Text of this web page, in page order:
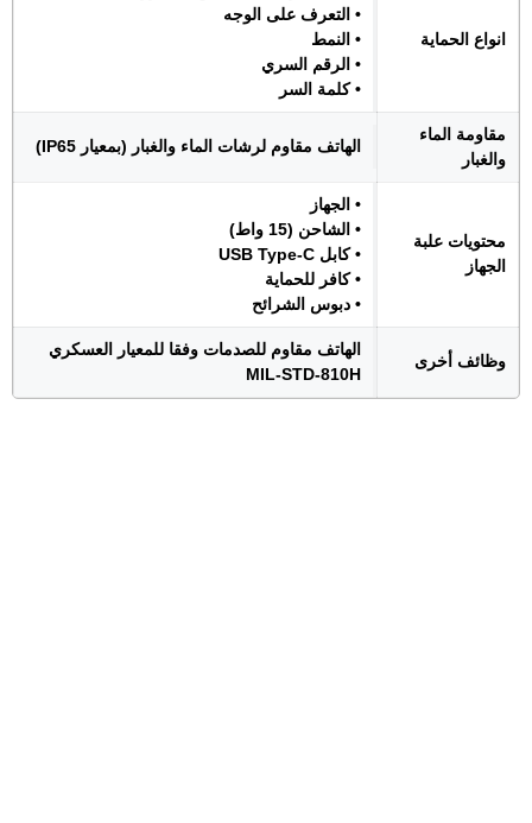
انواع الحماية
• التعرف على الوجه
• النمط
• الرقم السري
• كلمة السر
مقاومة الماء
والغبار
الهاتف مقاوم لرشات الماء والغبار (بمعيار IP65)
محتويات علبة
الجهاز
• الجهاز
• الشاحن (15 واط)
• كابل USB Type-C
• كافر للحماية
• دبوس الشرائح
وظائف أخرى
الهاتف مقاوم للصدمات وفقا للمعيار العسكري
MIL-STD-810H